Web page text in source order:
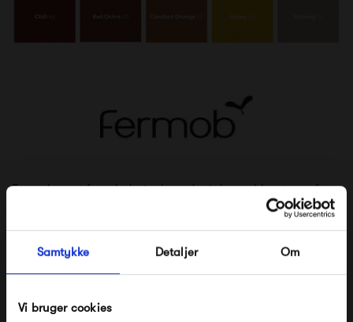
Samtykke Detaljer Om
Vi bruger cookies
Fermob er et fransk designhus, der i dag er blevet en af
verdens største producenter af havemøbler i godt design